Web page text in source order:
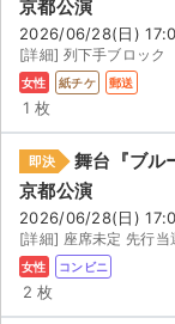
音楽情報
京都公演
2026/06/28(日)
[詳細] 列下手ブロック
女性 紙チケ 郵送
1 枚
即決
舞台『ブル
京都公演
2026/06/28(日)
女性 コンビニ
2 枚